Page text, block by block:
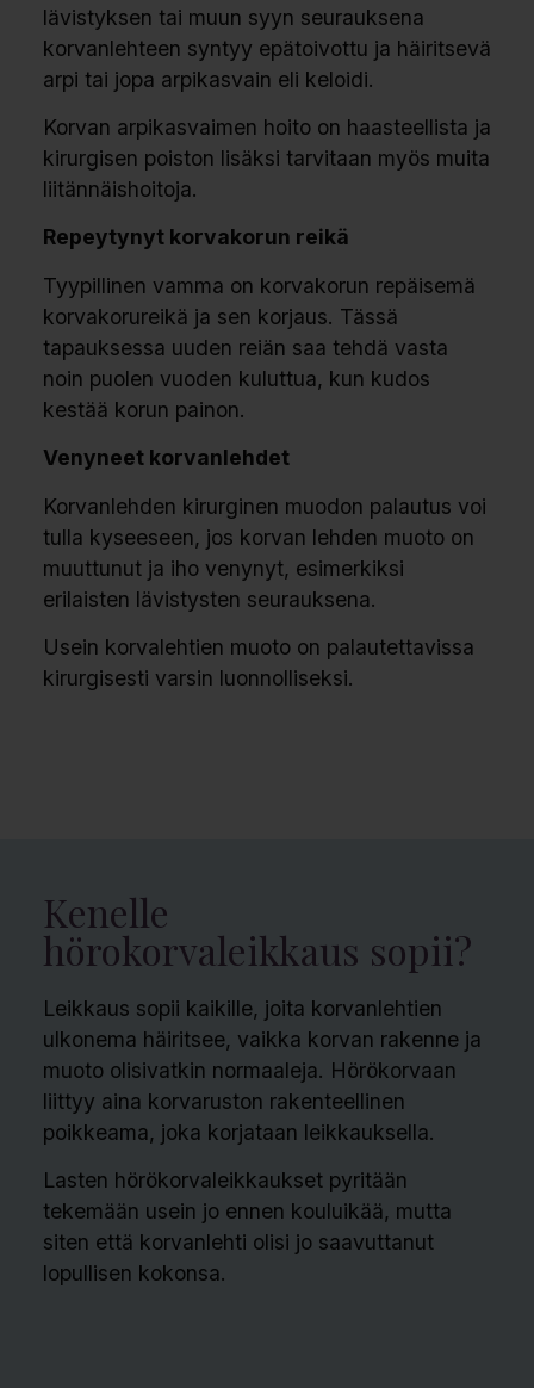
lävistyksen tai muun syyn seurauksena
korvanlehteen syntyy epätoivottu ja häiritsevä
arpi tai jopa arpikasvain eli keloidi.
Korvan arpikasvaimen hoito on haasteellista ja
kirurgisen poiston lisäksi tarvitaan myös muita
liitännäishoitoja.
Repeytynyt korvakorun reikä
Tyypillinen vamma on korvakorun repäisemä
korvakorureikä ja sen korjaus. Tässä
tapauksessa uuden reiän saa tehdä vasta
noin puolen vuoden kuluttua, kun kudos
kestää korun painon.
Venyneet korvanlehdet
Korvanlehden kirurginen muodon palautus voi
tulla kyseeseen, jos korvan lehden muoto on
muuttunut ja iho venynyt, esimerkiksi
erilaisten lävistysten seurauksena.
Usein korvalehtien muoto on palautettavissa
kirurgisesti varsin luonnolliseksi.
Kenelle
hörokorvaleikkaus sopii?
Leikkaus sopii kaikille, joita korvanlehtien
ulkonema häiritsee, vaikka korvan rakenne ja
muoto olisivatkin normaaleja. Hörökorvaan
liittyy aina korvaruston rakenteellinen
poikkeama, joka korjataan leikkauksella.
Lasten hörökorvaleikkaukset pyritään
tekemään usein jo ennen kouluikää, mutta
siten että korvanlehti olisi jo saavuttanut
lopullisen kokonsa.